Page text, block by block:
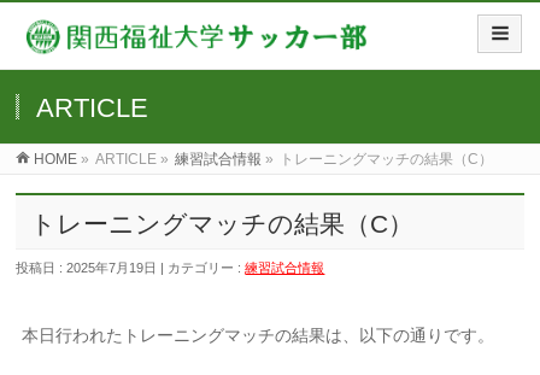
ARTICLE
HOME » ARTICLE » 練習試合情報 » トレーニングマッチの結果（C）
トレーニングマッチの結果（C）
投稿日 : 2025年7月19日 | カテゴリー :練習試合情報
本日行われたトレーニングマッチの結果は、以下の通りです。